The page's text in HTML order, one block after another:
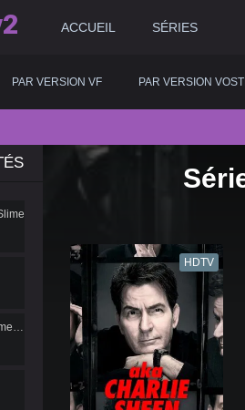
ACCUEIL SÉRIES
Documentaire
Fantastique Musical
Policier
2017
2016
PAR VERSION VF PAR VERSION
HELL MODE: The Hardcore Gamer Dominates in Another World with Garbage Balancing
HDTV